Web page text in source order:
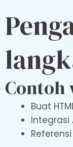
Contoh
Buat
Integrasi